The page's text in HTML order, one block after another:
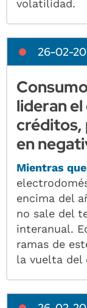
volatilidad.
26-02-
lideran
créditos,
en
Mientras
encima del
no sale del
interanual.
ramas de
la vuelta del